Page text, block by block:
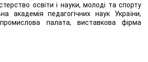
освіти і науки, молоді та спорту
академія педагогічних наук України,
промислова палата, виставкова фірма